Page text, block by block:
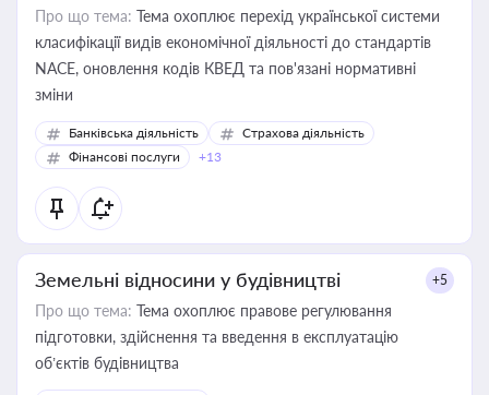
Про що тема: Тема охоплює перехід української системи
класифікації видів економічної діяльності до стандартів
NACE, оновлення кодів КВЕД та пов'язані нормативні
зміни
Банківська діяльність
Страхова діяльність
Фінансові послуги
+13
Земельні відносини у будівництві +5
Про що тема: Тема охоплює правове регулювання
підготовки, здійснення та введення в експлуатацію
об’єктів будівництва